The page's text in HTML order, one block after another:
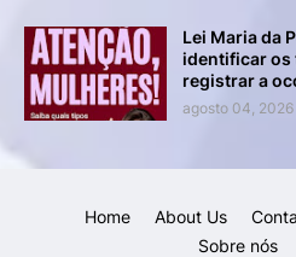
Lei Maria da
identificar os
registrar a
agosto 04, 2026
Home About Us
Sobre nós